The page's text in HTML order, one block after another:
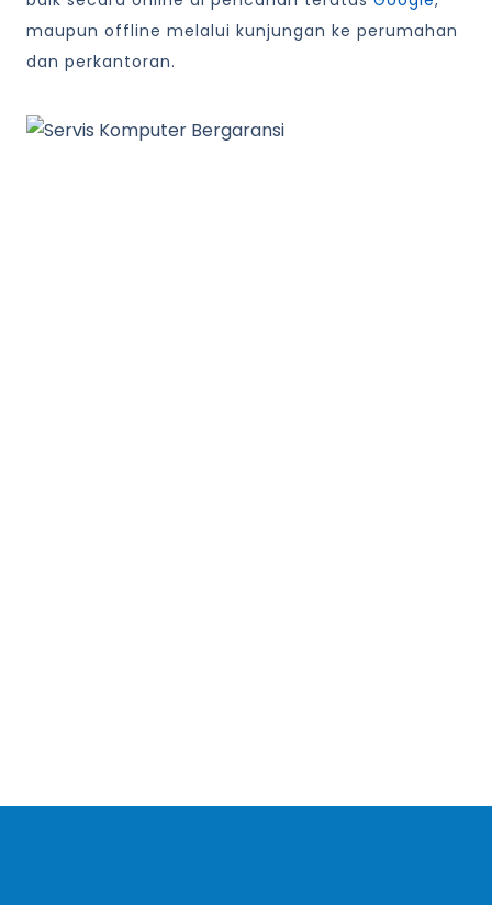
maupun offline melalui kunjungan ke perumahan
dan perkantoran.